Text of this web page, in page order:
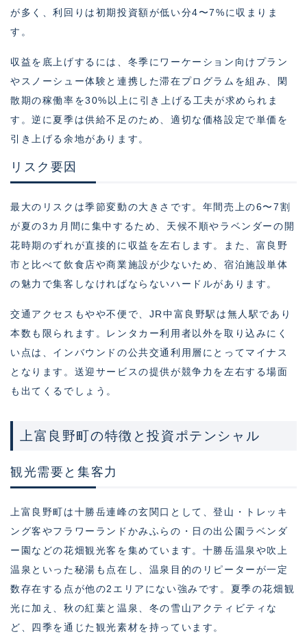
が多く、利回りは初期投資額が低い分4〜7%に収まりま
す。
収益を底上げするには、冬季にワーケーション向けプラン
やスノーシュー体験と連携した滞在プログラムを組み、閑
散期の稼働率を30%以上に引き上げる工夫が求められま
す。逆に夏季は供給不足のため、適切な価格設定で単価を
引き上げる余地があります。
リスク要因
最大のリスクは季節変動の大きさです。年間売上の6〜7割
が夏の3カ月間に集中するため、天候不順やラベンダーの開
花時期のずれが直接的に収益を左右します。また、富良野
市と比べて飲食店や商業施設が少ないため、宿泊施設単体
の魅力で集客しなければならないハードルがあります。
交通アクセスもやや不便で、JR中富良野駅は無人駅であり
本数も限られます。レンタカー利用者以外を取り込みにく
い点は、インバウンドの公共交通利用層にとってマイナス
となります。送迎サービスの提供が競争力を左右する場面
も出てくるでしょう。
上富良野町の特徴と投資ポテンシャル
観光需要と集客力
上富良野町は十勝岳連峰の玄関口として、登山・トレッキ
ング客やフラワーランドかみふらの・日の出公園ラベンダ
ー園などの花畑観光客を集めています。十勝岳温泉や吹上
温泉といった秘湯も点在し、温泉目的のリピーターが一定
数存在する点が他の2エリアにない強みです。夏季の花畑観
光に加え、秋の紅葉と温泉、冬の雪山アクティビティな
ど、四季を通じた観光素材を持っています。